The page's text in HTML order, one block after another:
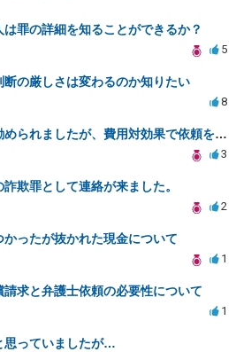
罪の詳細を知ることができるか？
5
の厳しさは変わるのか知りたい
8
警察には弁護士を勧められましたが、費用対効果で依頼をすることを躊躇しています。
3
欺罪として連絡が来ました。
2
ったが抜かれた現金について
1
求と弁護士依頼の必要性について
1
思っていましたが…